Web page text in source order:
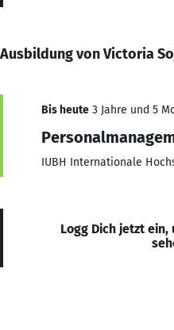
Ausbildung von Victoria
Bis heute 3 Jahre und 5
IUBH Internationale
Logg Dich jetzt